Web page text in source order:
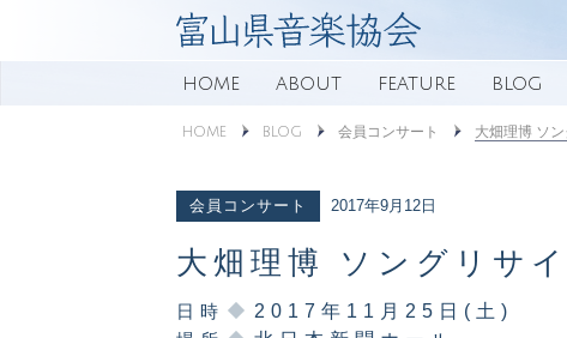
HOME ABOUT FEATURE BLOG
HOME BLOG 会員コンサート 大畑理博 ソ
大畑理博 ソングリサ
会員コンサート 2017年9月12日
日時
2017年11月25日(土)